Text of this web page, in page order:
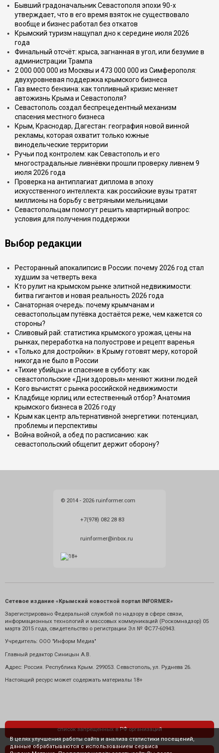
Бывший градоначальник Севастополя эпохи 90-х
утверждает, что в его время взяток не существовало
вообще и бизнес работал без откатов
Крымский туризм нащупал дно к середине июля 2026
года
Финальный отсчёт: крыса, загнанная в угол, или безумие в
администрации Трампа
2 000 000 000 из Москвы и 473 000 000 из Симферополя:
двухуровневая поддержка крымского бизнеса
Газ вместо бензина: как топливный кризис меняет
автожизнь Крыма и Севастополя?
Севастополь создал беспрецедентный механизм
спасения местного бизнеса
Крым, Краснодар, Дагестан: география новой винной
рекламы, которая охватит только южные
винодельческие территории
Ручьи под контролем: как Севастополь и его
многострадальные ливнёвки прошли проверку ливнем 9
июля 2026 года
Проверка на антиплагиат диплома в эпоху
искусственного интеллекта: как российские вузы тратят
миллионы на борьбу с ветряными мельницами
Севастопольцам помогут решить квартирный вопрос:
условия для получения поддержки
Выбор редакции
Ресторанный апокалипсис в России: почему 2026 год стал
худшим за четверть века
Кто рулит на крымском рынке элитной недвижимости:
битва гигантов и новая реальность 2026 года
Санаторная очередь: почему крымчанам и
севастопольцам путёвка достаётся реже, чем кажется со
стороны?
Сливовый рай: статистика крымского урожая, цены на
рынках, переработка на полуострове и рецепт варенья
«Только для достройки»: в Крыму готовят меру, которой
никогда не было в России
«Тихие убийцы» и спасение в субботу: как
севастопольские «Дни здоровья» меняют жизни людей
Кого вычистят с рынка российской недвижимости
Кладбище юрлиц или естественный отбор? Анатомия
крымского бизнеса в 2026 году
Крым как центр альтернативной энергетики: потенциал,
проблемы и перспективы
Война войной, а обед по расписанию: как
севастопольский общепит держит оборону?
© 2014 - 2026 ruinformer.com
+7(978) 082 28 83
ruinformer@inbox.ru
Сетевое издание «Крымский новостной портал INFORMER»
Зарегистрировано Федеральной службой по надзору в сфере связи,
информационных технологий и массовых коммуникаций (Роскомнадзор) 05
марта 2015 года, свидетельство о регистрации Эл № ФС77-60943.
Учредитель: ООО "Информ Медиа"
Главный редактор Синицын А.В.
Адрес: Россия. Республика Крым. 299053. Севастополь, ул. Руднева 26.
Настоящий ресурс может содержать материалы 18+
список запрещенных в РФ организаций
В целях улучшения работы сайта и анализа статистики посещений,
данные обрабатываются с использованием сервиса